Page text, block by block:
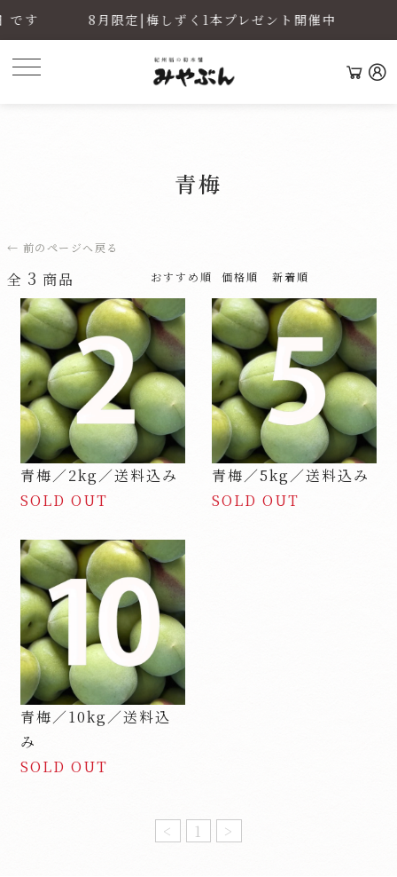
す 8月限定|梅しずく1本プレゼント開催中
青梅
← 前のページへ戻る
全 3 商品 おすすめ順 価格順 新着順
青梅／2kg／送料込み
SOLD OUT
青梅／5kg／送料込み
SOLD OUT
青梅／10kg／送料込
み
SOLD OUT
< 1 >